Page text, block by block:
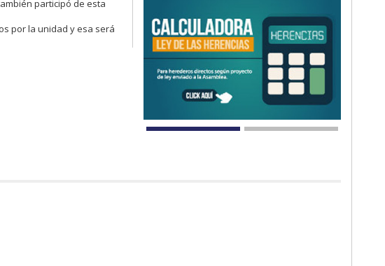
participó de esta
por la unidad y esa será